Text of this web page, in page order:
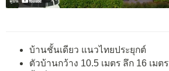
บ้านชั้นเดียว แนวไทยประยุกต์
ตัวบ้านกว้าง 10.5 เมตร ลึก 16 เมตร